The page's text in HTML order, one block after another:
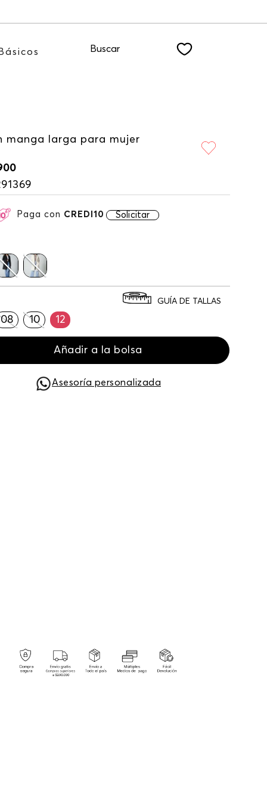
Buscar
manga larga para mujer
Paga con CREDI10 Solicitar
08 10 12
GUÍA DE TALLAS
Añadir a la bolsa
Asesoría personalizada